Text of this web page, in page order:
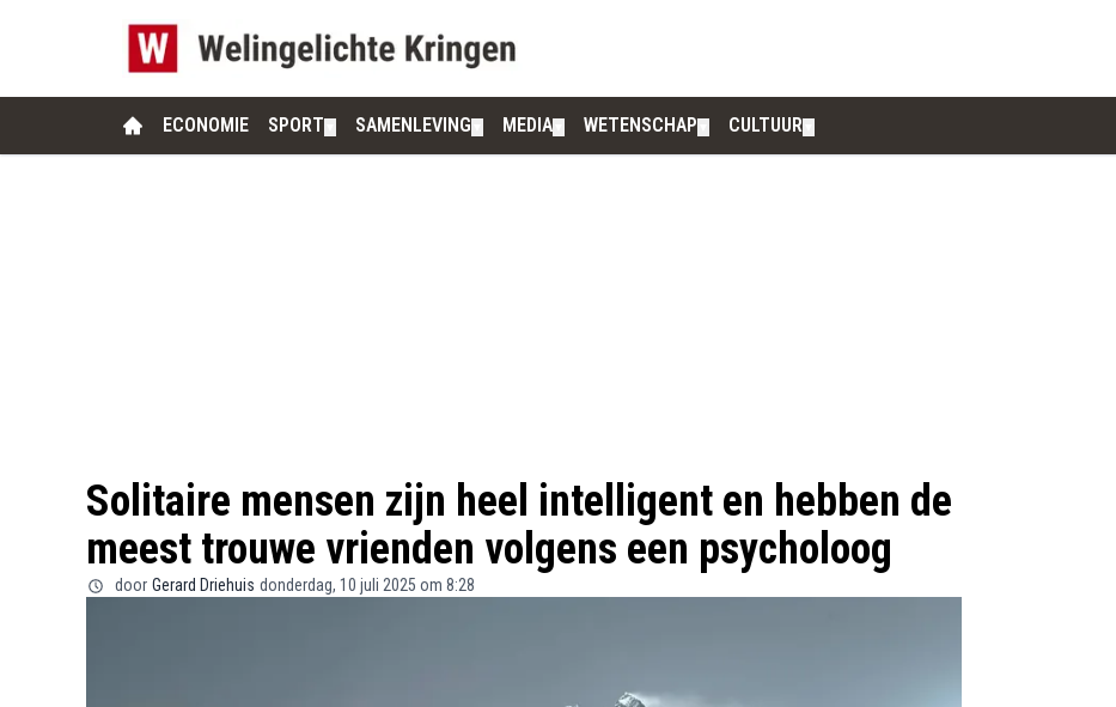
ECONOMIE SPORT SAMENLEVING MEDIA WETENSCHAP CULTUUR
Solitaire mensen zijn heel intelligent en hebben de
meest trouwe vrienden volgens een psycholoog
door Gerard Driehuis donderdag, 10 juli 2025 om 8:28